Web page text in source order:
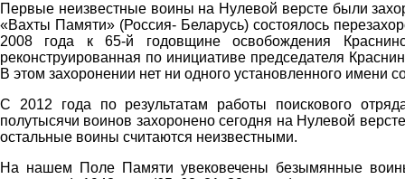
Первые неизвестные воины на Нулевой версте были
«Вахты Памяти» (Россия- Беларусь) состоялось
2008 года к 65-й годовщине освобождения
реконструированная по инициативе председателя
В этом захоронении нет ни одного установленного имени
С 2012 года по результатам работы поискового
полутысячи воинов захоронено сегодня на Нулевой
остальные воины считаются неизвестными.
На нашем Поле Памяти увековечены безымянные